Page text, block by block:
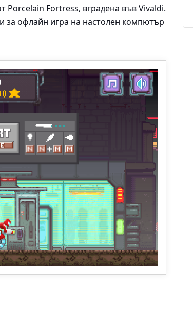
Porcelain Fortress, вградена във Vivaldi.
за офлайн игра на настолен компютър